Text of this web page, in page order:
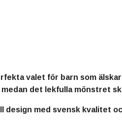
valet för barn som
det lekfulla mönstret
design med svensk kvalitet